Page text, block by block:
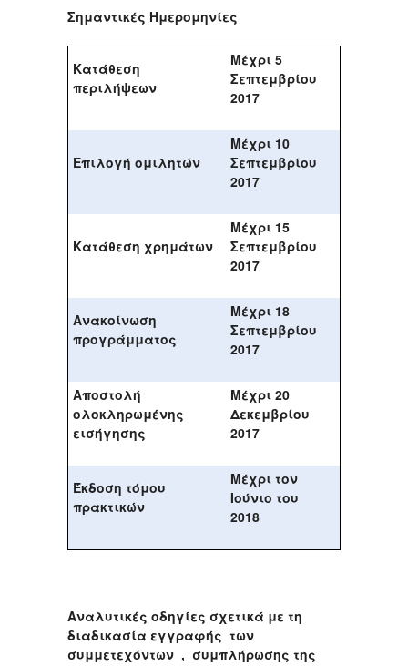
Σημαντικές Ημερομηνίες
Κατάθεση
περιλήψεων
Μέχρι 5
Σεπτεμβρίου
2017
Επιλογή ομιλητών
Μέχρι 10
Σεπτεμβρίου
2017
Κατάθεση χρημάτων
Μέχρι 15
Σεπτεμβρίου
2017
Ανακοίνωση
προγράμματος
Μέχρι 18
Σεπτεμβρίου
2017
Αποστολή
ολοκληρωμένης
εισήγησης
Μέχρι 20
Δεκεμβρίου
2017
Έκδοση τόμου
πρακτικών
Μέχρι τον
Ιούνιο του
2018
Αναλυτικές οδηγίες σχετικά με τη
διαδικασία εγγραφής των
συμμετεχόντων , συμπλήρωσης της